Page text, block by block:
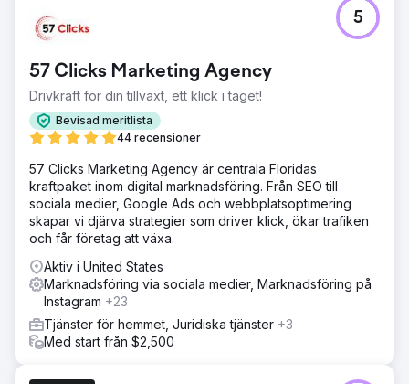
Lux Air, en betrodd leverantör av luftkonditionering och
eltjänster i Brisbane, hade en andel av den lokala
service och sitt rykte saknade de synlighet online och
samhällsengagemang för att attrahera nya affärer.
Lösning
Vi utvecklade en riktad lokal SEO-strategi, inklusive
innehåll och sökordsfokuserade landningssidor. Målet var
att öka Lux Airs synlighet i sökresultaten och stärka
engagemanget i deras community.
Resultat
rösttrafiken i höjden från under 2 % till 74 %. Deras
organiska söktrafik ökade med 300 % och antalet
månatliga leads ökade med 483 %. Dessa resultat
positionerade Lux Air som det främsta företaget för
installation av luftkonditionering i Brisbanes Bayside-
57 Clicks Marketing Agency
Drivkraft för din tillväxt, ett klick i taget!
Bevisad meritlista
44 recensioner
5
57 Clicks Marketing Agency är centrala Floridas
kraftpaket inom digital marknadsföring. Från SEO till
sociala medier, Google Ads och webbplatsoptimering
skapar vi djärva strategier som driver klick, ökar trafiken
och får företag att växa.
Aktiv i United States
Marknadsföring via sociala medier, Marknadsföring på
Instagram +23
Tjänster för hemmet, Juridiska tjänster +3
Med start från $2,500